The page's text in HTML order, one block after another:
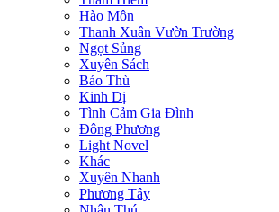
Hào Môn
Thanh Xuân Vườn Trường
Ngọt Sủng
Xuyên Sách
Báo Thù
Kinh Dị
Tình Cảm Gia Đình
Đông Phương
Light Novel
Khác
Xuyên Nhanh
Phương Tây